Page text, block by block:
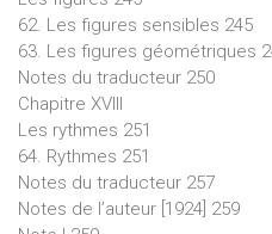
62. Les figures sensibles 245
63. Les figures géométriques
Notes du traducteur 250
Chapitre XVIII
Les rythmes 251
64. Rythmes 251
Notes du traducteur 257
Notes de l’auteur [1924] 259